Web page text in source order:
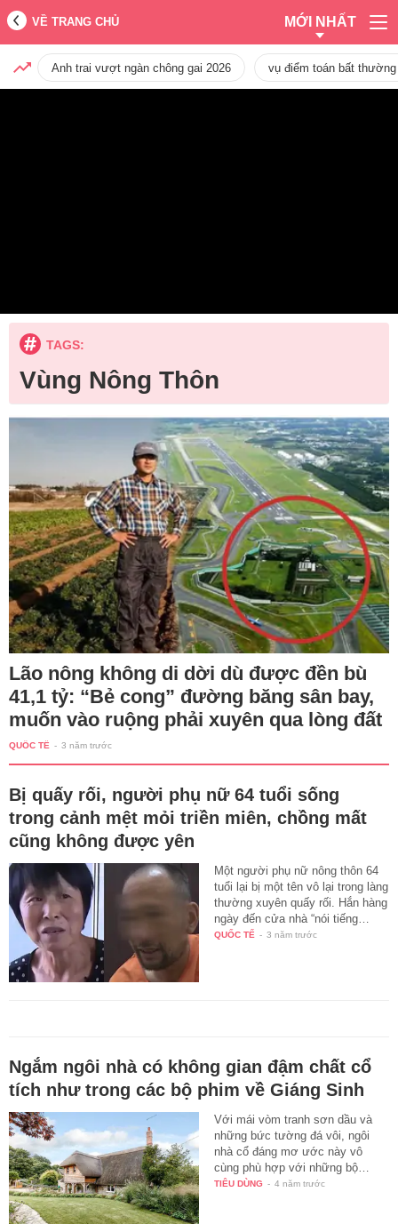
VỀ TRANG CHỦ MỚI NHẤT
Anh trai vượt ngàn chông gai 2026 vụ điểm toán bất
TAGS:
Vùng Nông Thôn
Lão nông không di dời dù được đền bù
41,1 tỷ: “Bẻ cong” đường băng sân bay,
muốn vào ruộng phải xuyên qua lòng đất
QUỐC TẾ - 3 năm trước
Bị quấy rối, người phụ nữ 64 tuổi sống
trong cảnh mệt mỏi triền miên, chồng mất
cũng không được yên
Một người phụ nữ nông thôn 64
tuổi lại bị một tên vô lại trong làng
thường xuyên quấy rối. Hắn hàng
ngày đến cửa nhà “nói tiếng…
QUỐC TẾ - 3 năm trước
Ngắm ngôi nhà có không gian đậm chất cổ
tích như trong các bộ phim về Giáng Sinh
Với mái vòm tranh sơn dầu và
những bức tường đá vôi, ngôi
nhà cổ đáng mơ ước này vô
cùng phù hợp với những bộ…
TIÊU DÙNG - 4 năm trước